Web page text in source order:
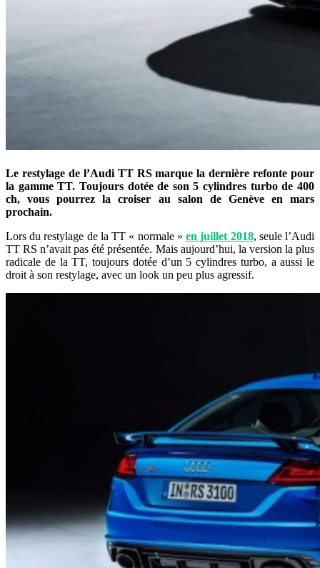
Le restylage de l’Audi TT RS marque la dernière refonte pour
la gamme TT. Toujours dotée de son 5 cylindres turbo de 400
ch, vous pourrez la croiser au salon de Genève en mars
prochain.
Lors du restylage de la TT « normale »en juillet 2018, seule l’Audi
TT RS n’avait pas été présentée. Mais aujourd’hui, la version la plus
radicale de la TT, toujours dotée d’un 5 cylindres turbo, a aussi le
droit à son restylage, avec un look un peu plus agressif.